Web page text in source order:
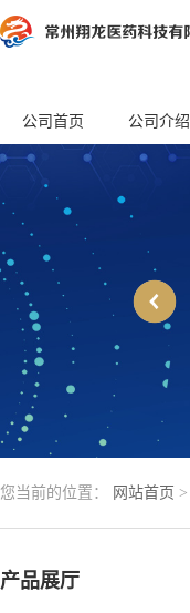
公司首页 公司介绍
您当前的位置： 网站首页 >
产品展厅